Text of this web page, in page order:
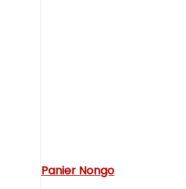
Panier Nongo